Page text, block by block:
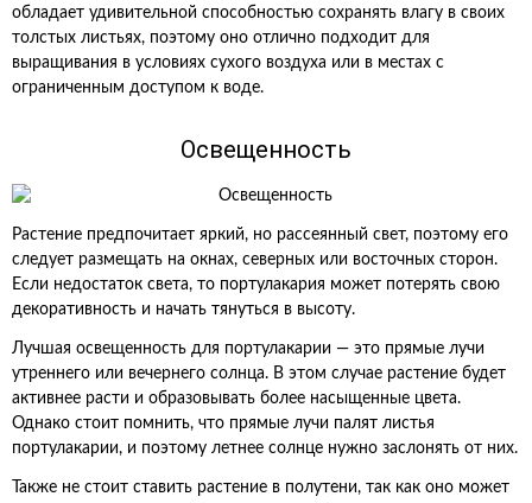
обладает удивительной способностью сохранять влагу в своих
толстых листьях, поэтому оно отлично подходит для
выращивания в условиях сухого воздуха или в местах с
ограниченным доступом к воде.
Освещенность
Растение предпочитает яркий, но рассеянный свет, поэтому его
следует размещать на окнах, северных или восточных сторон.
Если недостаток света, то портулакария может потерять свою
декоративность и начать тянуться в высоту.
Лучшая освещенность для портулакарии — это прямые лучи
утреннего или вечернего солнца. В этом случае растение будет
активнее расти и образовывать более насыщенные цвета.
Однако стоит помнить, что прямые лучи палят листья
портулакарии, и поэтому летнее солнце нужно заслонять от них.
Также не стоит ставить растение в полутени, так как оно может